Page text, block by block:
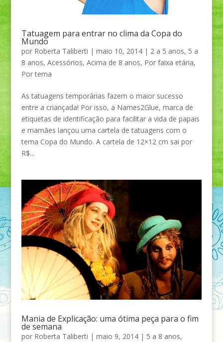
Tatuagem para entrar no clima da Copa do
Mundo
por Roberta Taliberti | maio 10, 2014| 2 a 5 anos, 5 a
8 anos, Acessórios, Acima de 8 anos, Por faixa etária,
Por tema
As tatuagens temporárias fazem o maior sucesso
entre a criançada! Por isso, a Names2Glue, marca de
etiquetas de identificação para facilitar a vida de papais
e mamães lançou uma cartela de tatuagens com o
tema Copa do Mundo. A cartela de 12×12 cm sai por
R$...
Mania de Explicação: uma ótima peça para o fim
de semana
por Roberta Taliberti | maio 9, 2014| 5 a 8 anos,